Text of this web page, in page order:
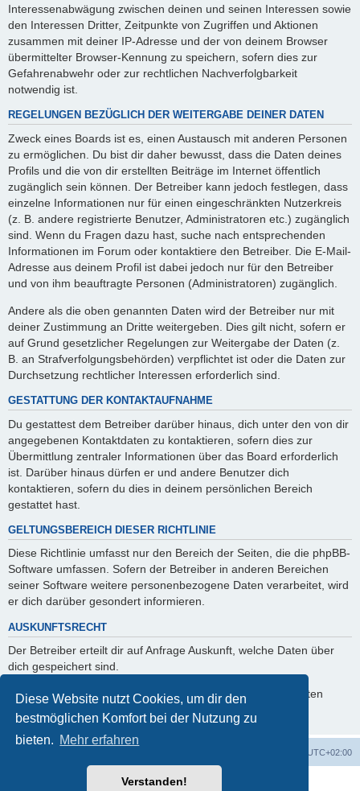
Diese Website nutzt Cookies, um dir den
bestmöglichen Komfort bei der Nutzung zu
bieten. Mehr erfahren
Verstanden!
Interessenabwägung zwischen deinen und seinen Interessen sowie
den Interessen Dritter, Zeitpunkte von Zugriffen und Aktionen
zusammen mit deiner IP-Adresse und der von deinem Browser
übermittelter Browser-Kennung zu speichern, sofern dies zur
Gefahrenabwehr oder zur rechtlichen Nachverfolgbarkeit
notwendig ist.
REGELUNGEN BEZÜGLICH DER WEITERGABE DEINER DATEN
Zweck eines Boards ist es, einen Austausch mit anderen Personen
zu ermöglichen. Du bist dir daher bewusst, dass die Daten deines
Profils und die von dir erstellten Beiträge im Internet öffentlich
zugänglich sein können. Der Betreiber kann jedoch festlegen, dass
einzelne Informationen nur für einen eingeschränkten Nutzerkreis
(z. B. andere registrierte Benutzer, Administratoren etc.) zugänglich
sind. Wenn du Fragen dazu hast, suche nach entsprechenden
Informationen im Forum oder kontaktiere den Betreiber. Die E-Mail-
Adresse aus deinem Profil ist dabei jedoch nur für den Betreiber
und von ihm beauftragte Personen (Administratoren) zugänglich.
Andere als die oben genannten Daten wird der Betreiber nur mit
deiner Zustimmung an Dritte weitergeben. Dies gilt nicht, sofern er
auf Grund gesetzlicher Regelungen zur Weitergabe der Daten (z.
B. an Strafverfolgungsbehörden) verpflichtet ist oder die Daten zur
Durchsetzung rechtlicher Interessen erforderlich sind.
GESTATTUNG DER KONTAKTAUFNAHME
Du gestattest dem Betreiber darüber hinaus, dich unter den von dir
angegebenen Kontaktdaten zu kontaktieren, sofern dies zur
Übermittlung zentraler Informationen über das Board erforderlich
ist. Darüber hinaus dürfen er und andere Benutzer dich
kontaktieren, sofern du dies in deinem persönlichen Bereich
gestattet hast.
GELTUNGSBEREICH DIESER RICHTLINIE
Diese Richtlinie umfasst nur den Bereich der Seiten, die die phpBB-
Software umfassen. Sofern der Betreiber in anderen Bereichen
seiner Software weitere personenbezogene Daten verarbeitet, wird
er dich darüber gesondert informieren.
AUSKUNFTSRECHT
Der Betreiber erteilt dir auf Anfrage Auskunft, welche Daten über
dich gespeichert sind.
Du kannst jederzeit die Löschung bzw. Sperrung deiner Daten
verlangen. Kontaktiere hierzu bitte den Betreiber.
UTC+02:00
Powered byphpBB® Forum Software © phpBB Limited